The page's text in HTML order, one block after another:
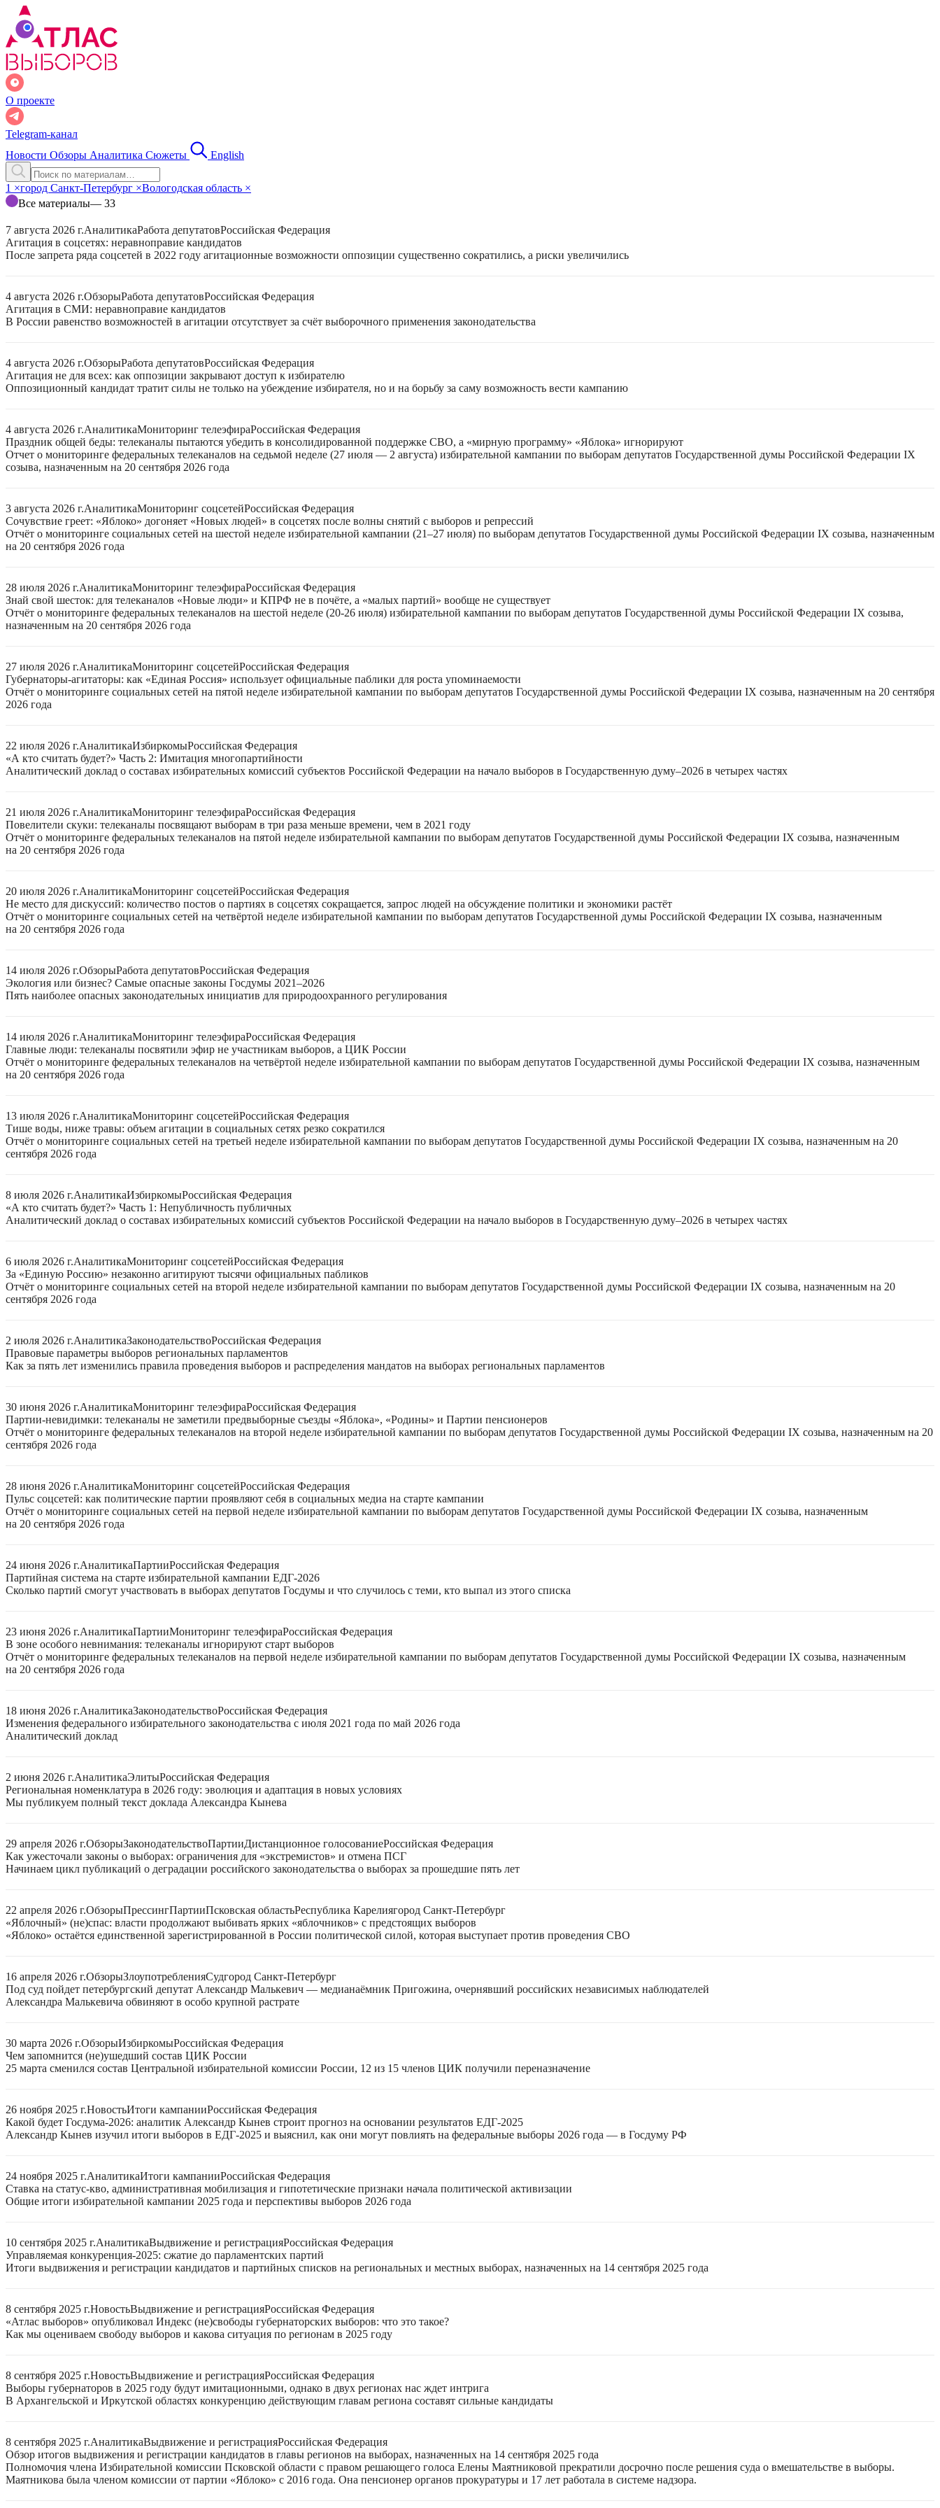
О проекте
Telegram-канал
Новости Обзоры Аналитика Сюжеты English
1 ×город Санкт-Петербург ×Вологодская область ×
Все материалы— 33
7 августа 2026 г.АналитикаРабота депутатовРоссийская Федерация
Агитация в соцсетях: неравноправие кандидатов
После запрета ряда соцсетей в 2022 году агитационные возможности оппозиции существенно сократились, а риски увеличились
4 августа 2026 г.ОбзорыРабота депутатовРоссийская Федерация
Агитация в СМИ: неравноправие кандидатов
В России равенство возможностей в агитации отсутствует за счёт выборочного применения законодательства
4 августа 2026 г.ОбзорыРабота депутатовРоссийская Федерация
Агитация не для всех: как оппозиции закрывают доступ к избирателю
Оппозиционный кандидат тратит силы не только на убеждение избирателя, но и на борьбу за саму возможность вести кампанию
4 августа 2026 г.АналитикаМониторинг телеэфираРоссийская Федерация
Праздник общей беды: телеканалы пытаются убедить в консолидированной поддержке СВО, а «мирную программу» «Яблока» игнорируют
Отчет о мониторинге федеральных телеканалов на седьмой неделе (27 июля — 2 августа) избирательной кампании по выборам депутатов Государственной думы Российской Федерации IX
созыва, назначенным на 20 сентября 2026 года
3 августа 2026 г.АналитикаМониторинг соцсетейРоссийская Федерация
Сочувствие греет: «Яблоко» догоняет «Новых людей» в соцсетях после волны снятий с выборов и репрессий
Отчёт о мониторинге социальных сетей на шестой неделе избирательной кампании (21–27 июля) по выборам депутатов Государственной думы Российской Федерации IX созыва, назначенным
на 20 сентября 2026 года
28 июля 2026 г.АналитикаМониторинг телеэфираРоссийская Федерация
Знай свой шесток: для телеканалов «Новые люди» и КПРФ не в почёте, а «малых партий» вообще не существует
Отчёт о мониторинге федеральных телеканалов на шестой неделе (20-26 июля) избирательной кампании по выборам депутатов Государственной думы Российской Федерации IX созыва,
назначенным на 20 сентября 2026 года
27 июля 2026 г.АналитикаМониторинг соцсетейРоссийская Федерация
Губернаторы-агитаторы: как «Единая Россия» использует официальные паблики для роста упоминаемости
Отчёт о мониторинге социальных сетей на пятой неделе избирательной кампании по выборам депутатов Государственной думы Российской Федерации IX созыва, назначенным на 20 сентября
2026 года
22 июля 2026 г.АналитикаИзбиркомыРоссийская Федерация
«А кто считать будет?» Часть 2: Имитация многопартийности
Аналитический доклад о составах избирательных комиссий субъектов Российской Федерации на начало выборов в Государственную думу–2026 в четырех частях
21 июля 2026 г.АналитикаМониторинг телеэфираРоссийская Федерация
Повелители скуки: телеканалы посвящают выборам в три раза меньше времени, чем в 2021 году
Отчёт о мониторинге федеральных телеканалов на пятой неделе избирательной кампании по выборам депутатов Государственной думы Российской Федерации IX созыва, назначенным
на 20 сентября 2026 года
20 июля 2026 г.АналитикаМониторинг соцсетейРоссийская Федерация
Не место для дискуссий: количество постов о партиях в соцсетях сокращается, запрос людей на обсуждение политики и экономики растёт
Отчёт о мониторинге социальных сетей на четвёртой неделе избирательной кампании по выборам депутатов Государственной думы Российской Федерации IX созыва, назначенным
на 20 сентября 2026 года
14 июля 2026 г.ОбзорыРабота депутатовРоссийская Федерация
Экология или бизнес? Самые опасные законы Госдумы 2021–2026
Пять наиболее опасных законодательных инициатив для природоохранного регулирования
14 июля 2026 г.АналитикаМониторинг телеэфираРоссийская Федерация
Главные люди: телеканалы посвятили эфир не участникам выборов, а ЦИК России
Отчёт о мониторинге федеральных телеканалов на четвёртой неделе избирательной кампании по выборам депутатов Государственной думы Российской Федерации IX созыва, назначенным
на 20 сентября 2026 года
13 июля 2026 г.АналитикаМониторинг соцсетейРоссийская Федерация
Тише воды, ниже травы: объем агитации в социальных сетях резко сократился
Отчёт о мониторинге социальных сетей на третьей неделе избирательной кампании по выборам депутатов Государственной думы Российской Федерации IX созыва, назначенным на 20
сентября 2026 года
8 июля 2026 г.АналитикаИзбиркомыРоссийская Федерация
«А кто считать будет?» Часть 1: Непубличность публичных
Аналитический доклад о составах избирательных комиссий субъектов Российской Федерации на начало выборов в Государственную думу–2026 в четырех частях
6 июля 2026 г.АналитикаМониторинг соцсетейРоссийская Федерация
За «Единую Россию» незаконно агитируют тысячи официальных пабликов
Отчёт о мониторинге социальных сетей на второй неделе избирательной кампании по выборам депутатов Государственной думы Российской Федерации IX созыва, назначенным на 20
сентября 2026 года
2 июля 2026 г.АналитикаЗаконодательствоРоссийская Федерация
Правовые параметры выборов региональных парламентов
Как за пять лет изменились правила проведения выборов и распределения мандатов на выборах региональных парламентов
30 июня 2026 г.АналитикаМониторинг телеэфираРоссийская Федерация
Партии-невидимки: телеканалы не заметили предвыборные съезды «Яблока», «Родины» и Партии пенсионеров
Отчёт о мониторинге федеральных телеканалов на второй неделе избирательной кампании по выборам депутатов Государственной думы Российской Федерации IX созыва, назначенным на 20
сентября 2026 года
28 июня 2026 г.АналитикаМониторинг соцсетейРоссийская Федерация
Пульс соцсетей: как политические партии проявляют себя в социальных медиа на старте кампании
Отчёт о мониторинге социальных сетей на первой неделе избирательной кампании по выборам депутатов Государственной думы Российской Федерации IX созыва, назначенным
на 20 сентября 2026 года
24 июня 2026 г.АналитикаПартииРоссийская Федерация
Партийная система на старте избирательной кампании ЕДГ-2026
Сколько партий смогут участвовать в выборах депутатов Госдумы и что случилось с теми, кто выпал из этого списка
23 июня 2026 г.АналитикаПартииМониторинг телеэфираРоссийская Федерация
В зоне особого невнимания: телеканалы игнорируют старт выборов
Отчёт о мониторинге федеральных телеканалов на первой неделе избирательной кампании по выборам депутатов Государственной думы Российской Федерации IX созыва, назначенным
на 20 сентября 2026 года
18 июня 2026 г.АналитикаЗаконодательствоРоссийская Федерация
Изменения федерального избирательного законодательства с июля 2021 года по май 2026 года
Аналитический доклад
2 июня 2026 г.АналитикаЭлитыРоссийская Федерация
Региональная номенклатура в 2026 году: эволюция и адаптация в новых условиях
Мы публикуем полный текст доклада Александра Кынева
29 апреля 2026 г.ОбзорыЗаконодательствоПартииДистанционное голосованиеРоссийская Федерация
Как ужесточали законы о выборах: ограничения для «экстремистов» и отмена ПСГ
Начинаем цикл публикаций о деградации российского законодательства о выборах за прошедшие пять лет
22 апреля 2026 г.ОбзорыПрессингПартииПсковская областьРеспублика Карелиягород Санкт-Петербург
«Яблочный» (не)спас: власти продолжают выбивать ярких «яблочников» с предстоящих выборов
«Яблоко» остаётся единственной зарегистрированной в России политической силой, которая выступает против проведения СВО
16 апреля 2026 г.ОбзорыЗлоупотребленияСудгород Санкт-Петербург
Под суд пойдет петербургский депутат Александр Малькевич — медианаёмник Пригожина, очернявший российских независимых наблюдателей
Александра Малькевича обвиняют в особо крупной растрате
30 марта 2026 г.ОбзорыИзбиркомыРоссийская Федерация
Чем запомнится (не)ушедший состав ЦИК России
25 марта сменился состав Центральной избирательной комиссии России, 12 из 15 членов ЦИК получили переназначение
26 ноября 2025 г.НовостьИтоги кампанииРоссийская Федерация
Какой будет Госдума-2026: аналитик Александр Кынев строит прогноз на основании результатов ЕДГ-2025
Александр Кынев изучил итоги выборов в ЕДГ-2025 и выяснил, как они могут повлиять на федеральные выборы 2026 года — в Госдуму РФ
24 ноября 2025 г.АналитикаИтоги кампанииРоссийская Федерация
Ставка на статус-кво, административная мобилизация и гипотетические признаки начала политической активизации
Общие итоги избирательной кампании 2025 года и перспективы выборов 2026 года
10 сентября 2025 г.АналитикаВыдвижение и регистрацияРоссийская Федерация
Управляемая конкуренция-2025: сжатие до парламентских партий
Итоги выдвижения и регистрации кандидатов и партийных списков на региональных и местных выборах, назначенных на 14 сентября 2025 года
8 сентября 2025 г.НовостьВыдвижение и регистрацияРоссийская Федерация
«Атлас выборов» опубликовал Индекс (не)свободы губернаторских выборов: что это такое?
Как мы оцениваем свободу выборов и какова ситуация по регионам в 2025 году
8 сентября 2025 г.НовостьВыдвижение и регистрацияРоссийская Федерация
Выборы губернаторов в 2025 году будут имитационными, однако в двух регионах нас ждет интрига
В Архангельской и Иркутской областях конкуренцию действующим главам региона составят сильные кандидаты
8 сентября 2025 г.АналитикаВыдвижение и регистрацияРоссийская Федерация
Обзор итогов выдвижения и регистрации кандидатов в главы регионов на выборах, назначенных на 14 сентября 2025 года
Полномочия члена Избирательной комиссии Псковской области с правом решающего голоса Елены Маятниковой прекратили досрочно после решения суда о вмешательстве в выборы.
Маятникова была членом комиссии от партии «Яблоко» с 2016 года. Она пенсионер органов прокуратуры и 17 лет работала в системе надзора.